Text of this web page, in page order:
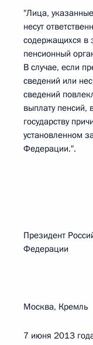
"Лица,
несут
содержащихся в
пенсионный
В случае, если
сведений или
сведений
выплату
государству
установленном
Федерации.".
Президент
Москва, Кремль
7 июня 2013